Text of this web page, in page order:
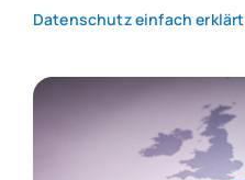
Datenschutz einfach erklärt